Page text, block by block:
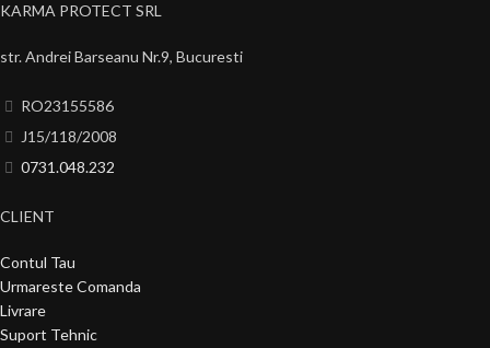
KARMA PROTECT SRL
str. Andrei Barseanu Nr.9, Bucuresti
RO23155586
J15/118/2008
0731.048.232
CLIENT
Contul Tau
Urmareste Comanda
Livrare
Suport Tehnic